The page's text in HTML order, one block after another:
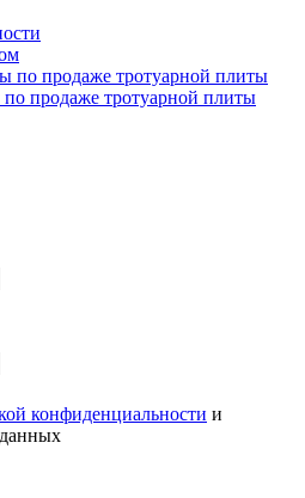
продаже тротуарной плиты
конфиденциальности и